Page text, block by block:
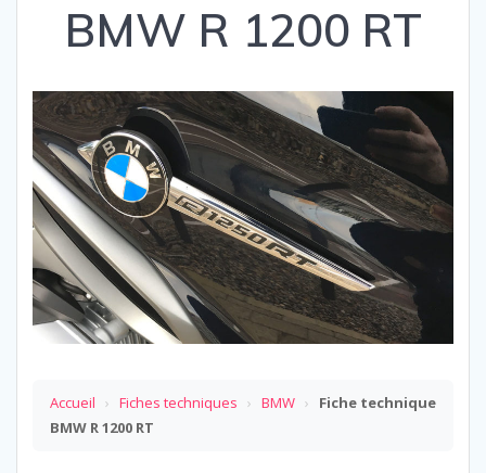
BMW R 1200 RT
Accueil › Fiches techniques › BMW ›
Fiche technique
BMW R 1200 RT